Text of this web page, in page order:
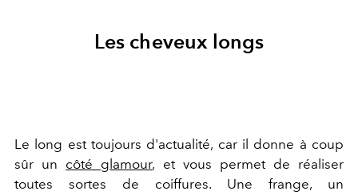
Les cheveux longs
Le long est toujours d'actualité, car il donne à coup
sûr un côté glamour, et vous permet de réaliser
toutes sortes de coiffures. Une frange, un